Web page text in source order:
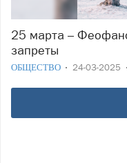
25 марта – Феофанов день: народные приметы и
запреты
ОБЩЕСТВО 24-03-2025